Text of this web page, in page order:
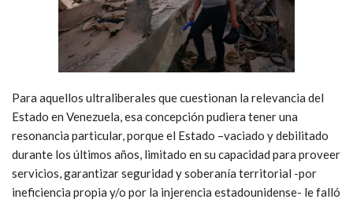
Para aquellos ultraliberales que cuestionan la relevancia del
Estado en Venezuela, esa concepción pudiera tener una
resonancia particular, porque el Estado –vaciado y debilitado
durante los últimos años, limitado en su capacidad para proveer
servicios, garantizar seguridad y soberanía territorial -por
ineficiencia propia y/o por la injerencia estadounidense- le falló